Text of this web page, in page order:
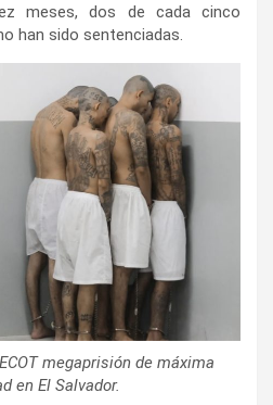
meses, dos de cada cinco
han sido sentenciadas.
de máxima
en El Salvador.